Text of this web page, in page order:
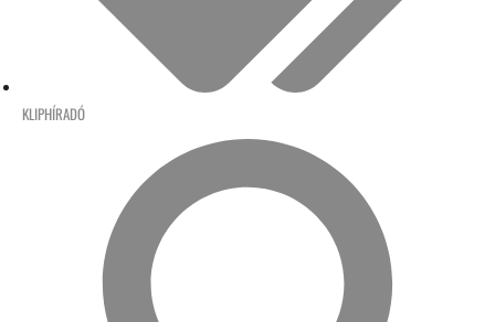
KLIPHÍRADÓ